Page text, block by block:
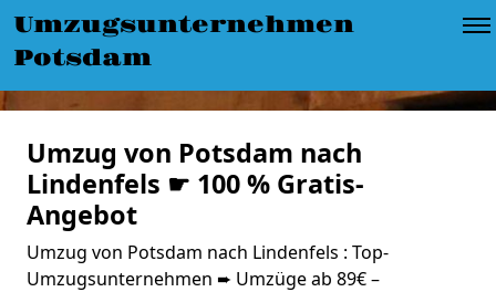
Umzugsunternehmen
Potsdam
Umzug von Potsdam nach
Lindenfels ☛ 100 % Gratis-
Angebot
Umzug von Potsdam nach Lindenfels : Top-
Umzugsunternehmen ➨ Umzüge ab 89€ –